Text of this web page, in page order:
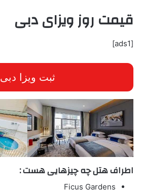
قیمت روز ویزای دبی
[ads1]
ثبت ویزا دبی
اطراف هتل چه چیزهایی هست :
Ficus Gardens